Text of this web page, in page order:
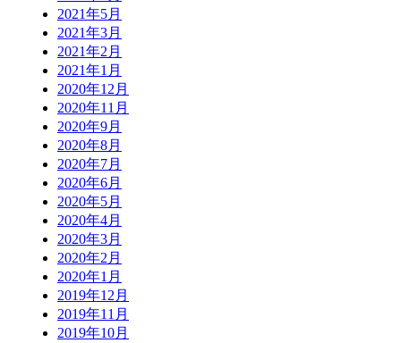
2021年5月
2021年3月
2021年2月
2021年1月
2020年12月
2020年11月
2020年9月
2020年8月
2020年7月
2020年6月
2020年5月
2020年4月
2020年3月
2020年2月
2020年1月
2019年12月
2019年11月
2019年10月